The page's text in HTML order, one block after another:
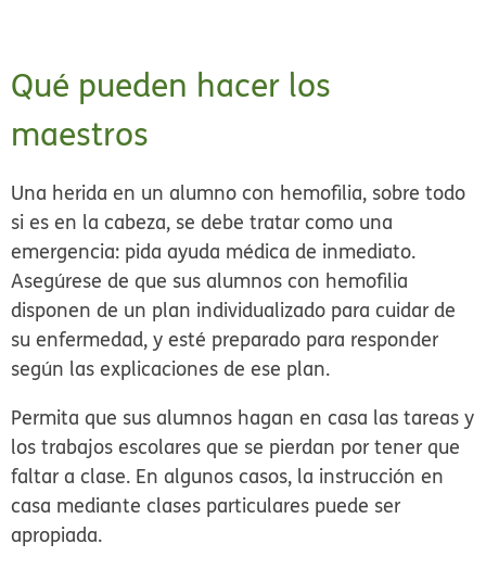
Qué pueden hacer los
maestros
Una herida en un alumno con hemofilia, sobre todo
si es en la cabeza, se debe tratar como una
emergencia: pida ayuda médica de inmediato.
Asegúrese de que sus alumnos con hemofilia
disponen de un plan individualizado para cuidar de
su enfermedad, y esté preparado para responder
según las explicaciones de ese plan.
Permita que sus alumnos hagan en casa las tareas y
los trabajos escolares que se pierdan por tener que
faltar a clase. En algunos casos, la instrucción en
casa mediante clases particulares puede ser
apropiada.